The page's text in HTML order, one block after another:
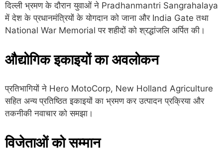
दिल्ली भ्रमण के दौरान युवाओं ने Pradhanmantri Sangrahalaya
में देश के प्रधानमंत्रियों के योगदान को जाना और India Gate तथा
National War Memorial पर शहीदों को श्रद्धांजलि अर्पित की।
औद्योगिक इकाइयों का अवलोकन
प्रतिभागियों ने Hero MotoCorp, New Holland Agriculture
सहित अन्य प्रतिष्ठित इकाइयों का भ्रमण कर उत्पादन प्रक्रिया और
तकनीकी नवाचार को समझा।
विजेताओं को सम्मान